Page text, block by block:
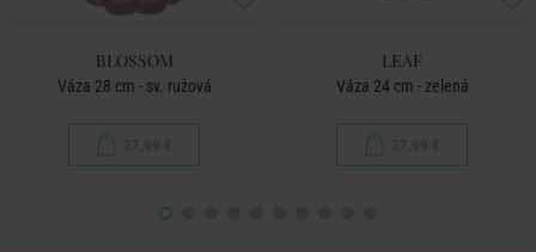
BLOSSOM
Váza 28 cm - sv. ružová
27,99 €
LEAF
Váza 24 cm - zelená
27,99 €